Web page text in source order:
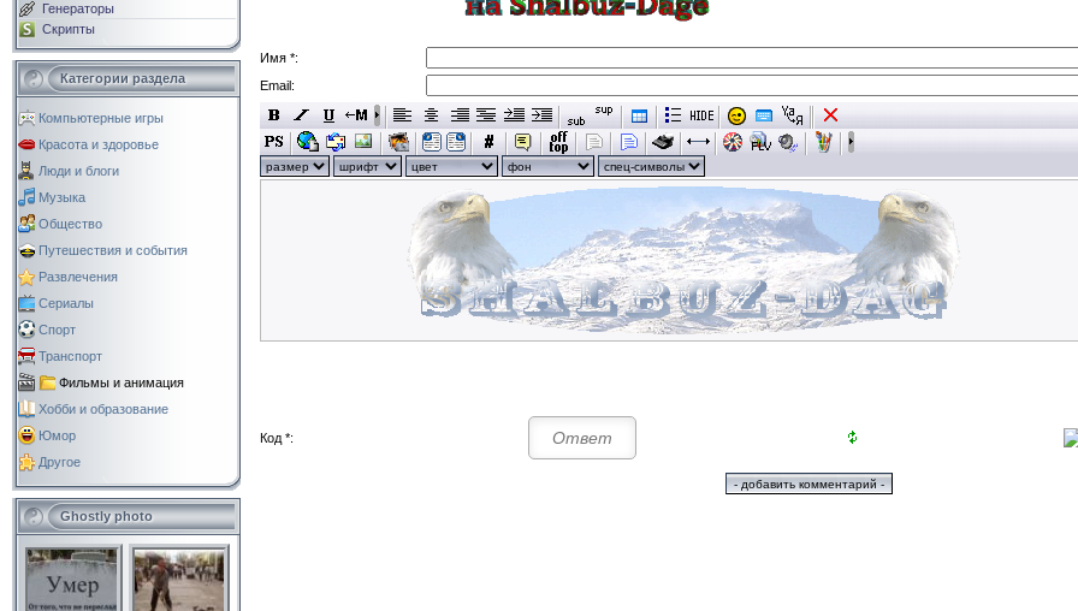
Генераторы
Скрипты
Категории раздела
Компьютерные игры
Красота и здоровье
Люди и блоги
Музыка
Общество
Путешествия и события
Развлечения
Сериалы
Спорт
Транспорт
Фильмы и анимация
Хобби и образование
Юмор
Другое
Ghostly photo
Имя *:
Email:
Код *: